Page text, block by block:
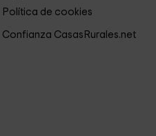
Política de cookies
Confianza CasasRurales.net